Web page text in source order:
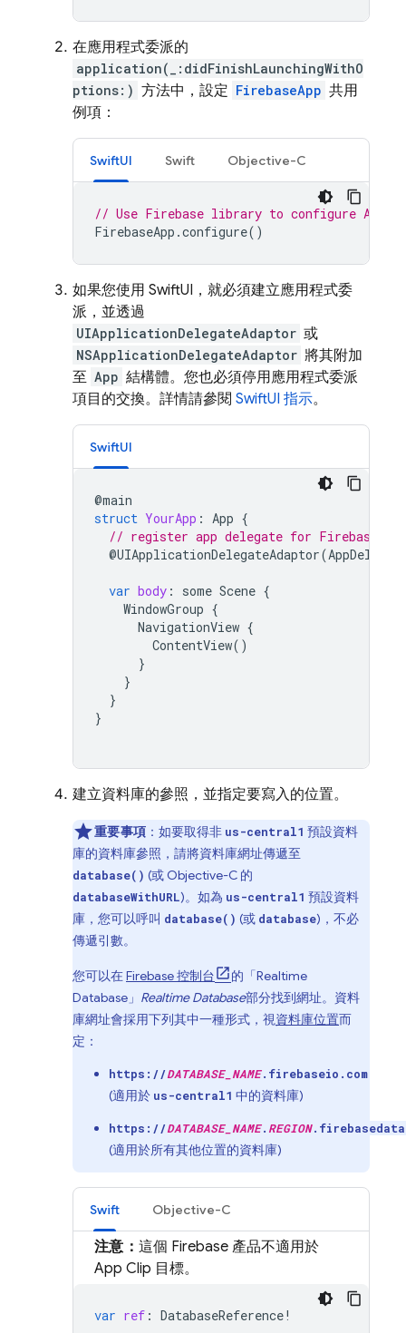
在應用程式委派的
application(_:didFinishLaunchingWithO
ptions:) 方法中，設定 FirebaseApp 共用
例項：
SwiftUI Swift Objective-C
// Use Firebase library to configure APIs
FirebaseApp .configure()
如果您使用 SwiftUI，就必須建立應用程式委
派，並透過
UIApplicationDelegateAdaptor 或
NSApplicationDelegateAdaptor 將其附加
至 App 結構體。您也必須停用應用程式委派
項目的交換。詳情請參閱 SwiftUI 指示。
SwiftUI
@main
struct YourApp : App {
// register app delegate for Firebase
@UIApplicationDelegateAdaptor(
var body : some Scene {
WindowGroup {
NavigationView {
ContentView()
}
}
}
}
建立資料庫的參照，並指定要寫入的位置。
重要事項 ：如要取得非 us-central1 預設資料
庫的資料庫參照，請將資料庫網址傳遞至
database() (或 Objective-C 的
databaseWithURL)。如為 us-central1 預設資料
庫，您可以呼叫 database() (或 database)，不必
傳遞引數。
您可以在Firebase控制台 的「Realtime
Database 」 Realtime Database部分找到網址。資料
庫網址會採用下列其中一種形式，視資料庫位置而
定：
https://DATABASE_NAME.firebaseio.com
(適用於 us-central1 中的資料庫)
https://DATABASE_NAME. REGION
(適用於所有其他位置的資料庫)
Swift Objective-C
注意： 這個 Firebase 產品不適用於
App Clip 目標。
var ref : DatabaseReference!